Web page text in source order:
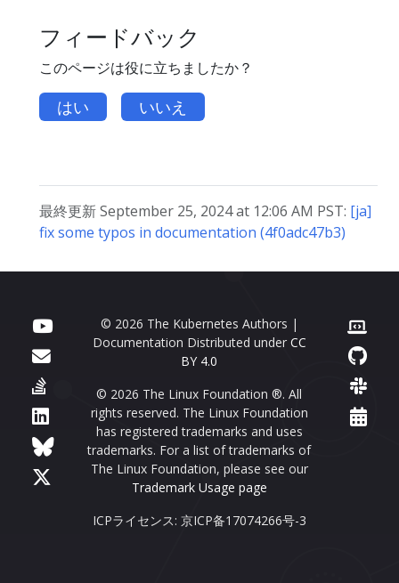
フィードバック
このページは役に立ちましたか？
はい いいえ
最終更新 September 25, 2024 at 12:06 AM PST: [ja]
fix some typos in documentation (4f0adc47b3)
© 2026 The Kubernetes Authors |
Documentation Distributed under CC
BY 4.0
© 2026 The Linux Foundation ®. All
rights reserved. The Linux Foundation
has registered trademarks and uses
trademarks. For a list of trademarks of
The Linux Foundation, please see our
Trademark Usage page
ICPライセンス: 京ICP备17074266号-3